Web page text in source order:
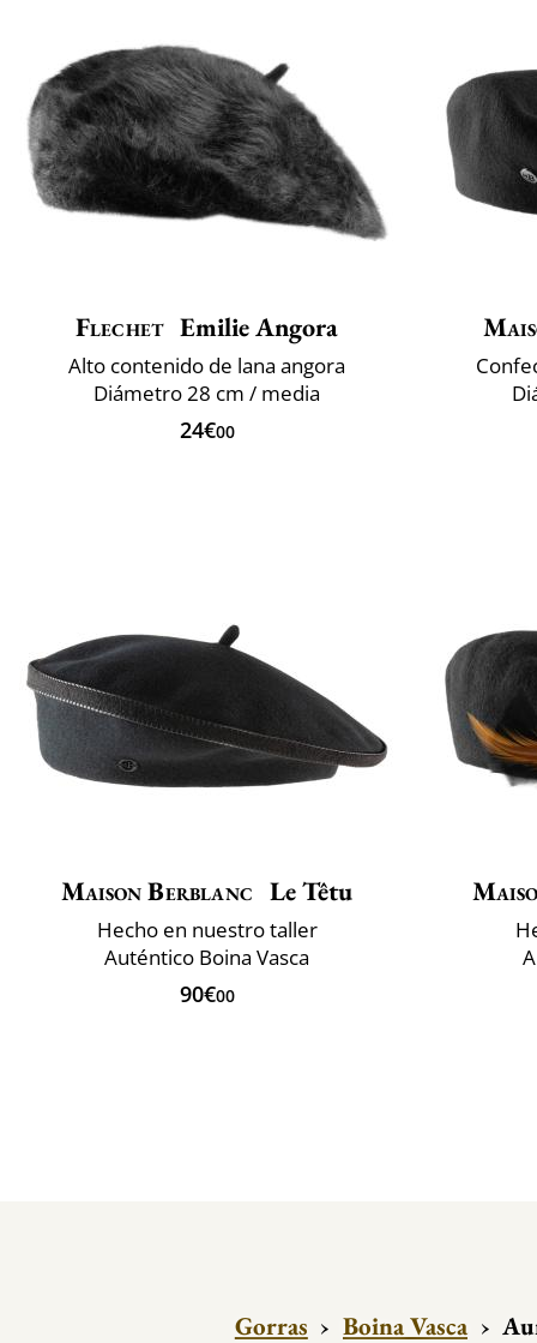
Flechet Emilie Angora
Alto contenido de lana angora
Diámetro 28 cm / media
24€00
Maison Berblanc Le Têtu
Hecho en nuestro taller
Auténtico Boina Vasca
90€00
Gorras › Boina Vasca ›